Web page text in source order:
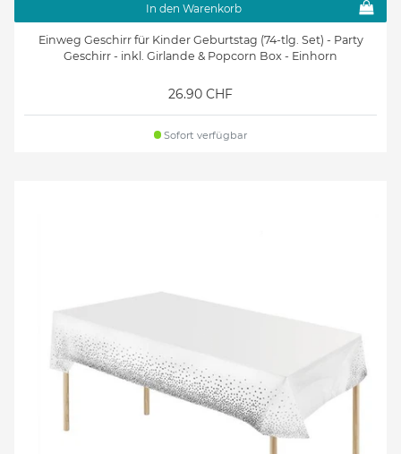
In den Warenkorb
Einweg Geschirr für Kinder Geburtstag (74-tlg. Set) - Party
Geschirr - inkl. Girlande & Popcorn Box - Einhorn
26.90 CHF
Sofort verfügbar